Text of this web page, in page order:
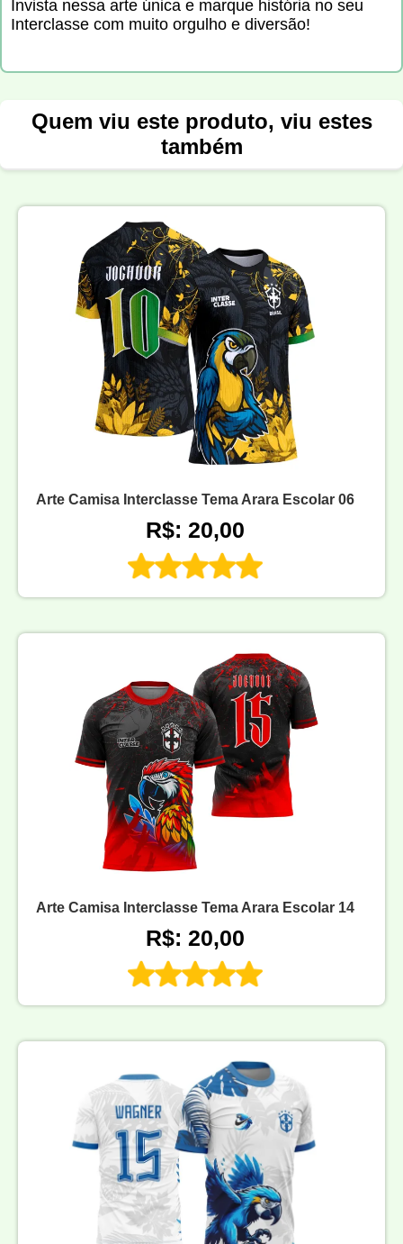
Invista nessa arte única e marque história no seu
Interclasse com muito orgulho e diversão!
Quem viu este produto, viu estes
também
Arte Camisa Interclasse Tema Arara Escolar 06
R$: 20,00
Arte Camisa Interclasse Tema Arara Escolar 14
R$: 20,00